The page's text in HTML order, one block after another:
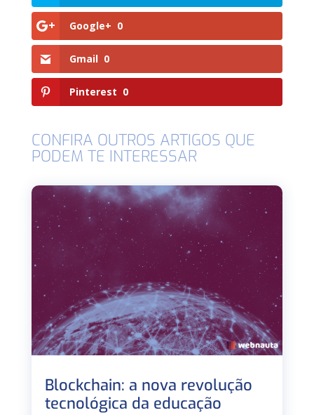
Google+ 0
Gmail 0
Pinterest 0
CONFIRA OUTROS ARTIGOS QUE
PODEM TE INTERESSAR
Blockchain: a nova revolução
tecnológica da educação